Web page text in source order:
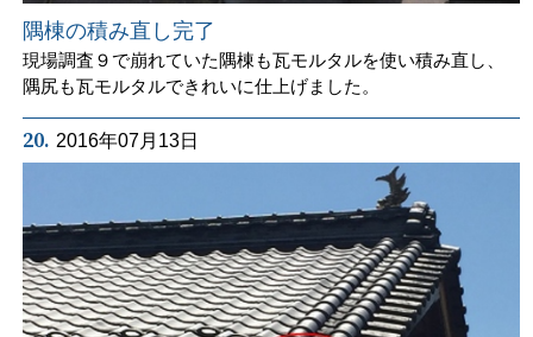
隅棟の積み直し完了
現場調査９で崩れていた隅棟も瓦モルタルを使い積み直し、
隅尻も瓦モルタルできれいに仕上げました。
20. 2016年07月13日